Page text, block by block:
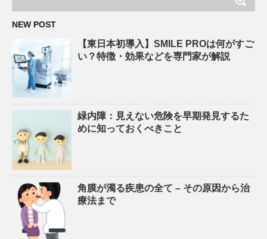
NEW POST
【東日本初導入】SMILE PROは何がすご
い？特徴・効果などを専門家が解説
緑内障：見えない危険を早期発見するた
めに知っておくべきこと
角膜が濁る疾患の全て – その原因から治
療法まで